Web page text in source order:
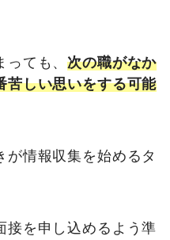
っても、次の職がなか
苦しい思いをする可能
情報収集を始めるタ
接を申し込めるよう準